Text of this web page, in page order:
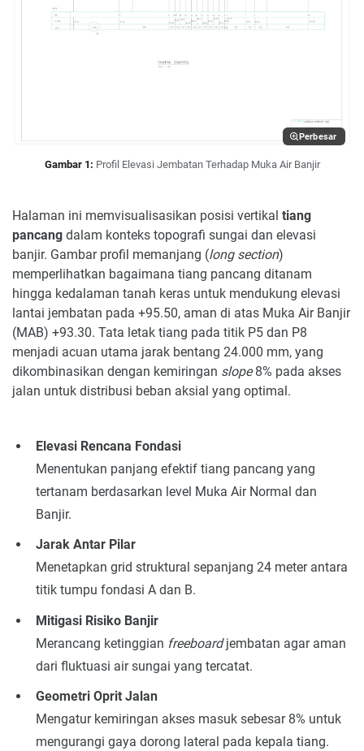
Perbesar
Gambar 1: Profil Elevasi Jembatan Terhadap Muka Air Banjir
Halaman ini memvisualisasikan posisi vertikal tiang
pancang dalam konteks topografi sungai dan elevasi
banjir. Gambar profil memanjang (long section)
memperlihatkan bagaimana tiang pancang ditanam
hingga kedalaman tanah keras untuk mendukung elevasi
lantai jembatan pada +95.50, aman di atas Muka Air Banjir
(MAB) +93.30. Tata letak tiang pada titik P5 dan P8
menjadi acuan utama jarak bentang 24.000 mm, yang
dikombinasikan dengan kemiringan slope8% pada akses
jalan untuk distribusi beban aksial yang optimal.
Elevasi Rencana Fondasi
Menentukan panjang efektif tiang pancang yang
tertanam berdasarkan level Muka Air Normal dan
Banjir.
Jarak Antar Pilar
Menetapkan grid struktural sepanjang 24 meter antara
titik tumpu fondasi A dan B.
Mitigasi Risiko Banjir
Merancang ketinggian freeboardjembatan agar aman
dari fluktuasi air sungai yang tercatat.
Geometri Oprit Jalan
Mengatur kemiringan akses masuk sebesar 8% untuk
mengurangi gaya dorong lateral pada kepala tiang.